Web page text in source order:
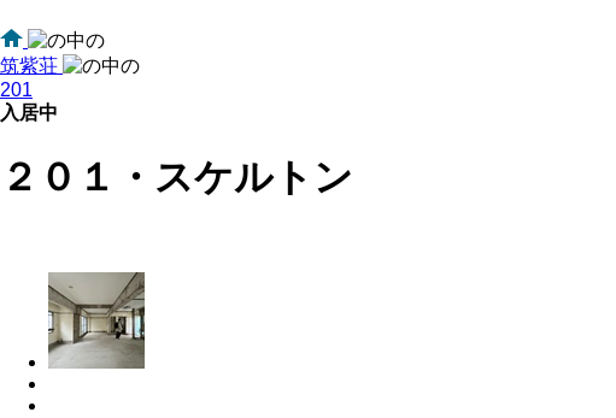
筑紫荘
201
入居中
２０１・スケルトン